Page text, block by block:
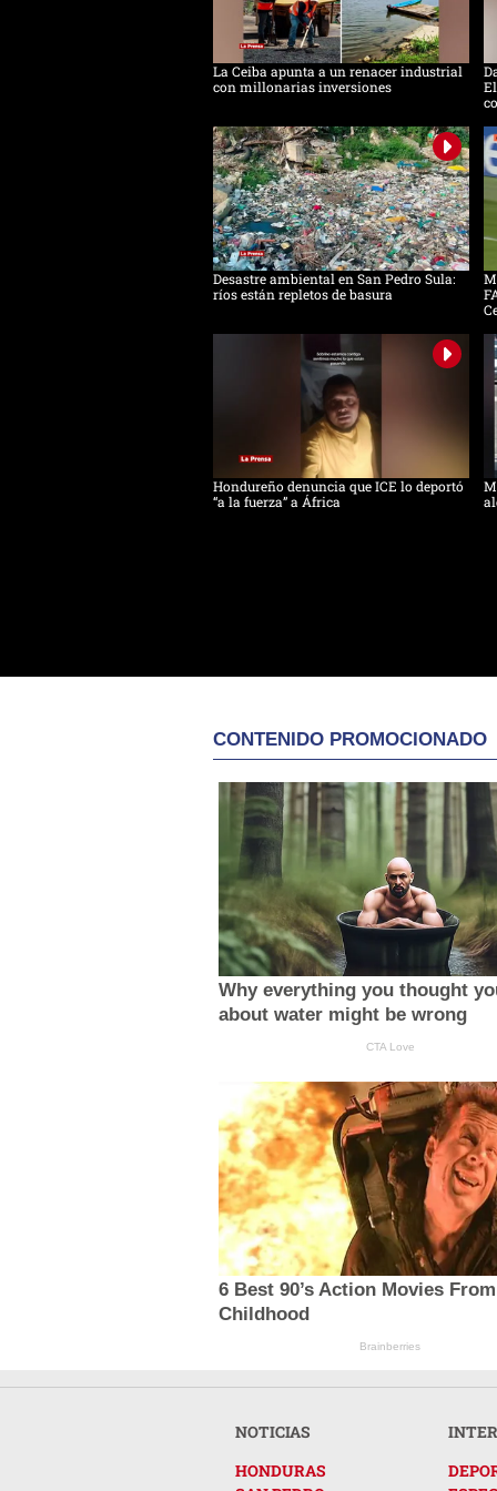
La Ceiba apunta a un renacer industrial
con millonarias inversiones
Desastre ambiental en San Pedro Sula:
ríos están repletos de basura
Hondureño denuncia que ICE lo deportó
“a la fuerza” a África
CONTENIDO PROMOCIONADO
Why everything you thought
about water might be wrong
CTA Love
6 Best 90’s Action Movies
Childhood
Brainberries
NOTICIAS
HONDURAS